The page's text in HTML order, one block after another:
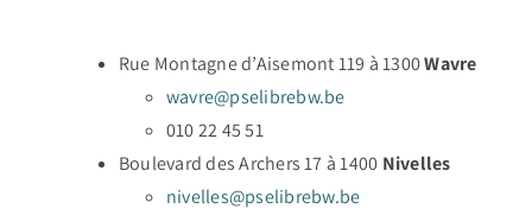
Rue Montagne d’Aisemont 119 à 1300Wavre
wavre@pselibrebw.be
010 22 45 51
Boulevard des Archers 17 à 1400 Nivelles
nivelles@pselibrebw.be